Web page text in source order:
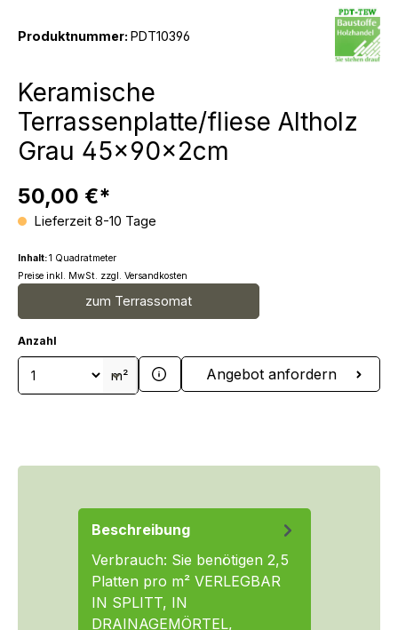
Produktnummer: PDT10396
Keramische
Terrassenplatte/fliese Altholz
Grau 45x90x2cm
50,00 €*
Lieferzeit 8-10 Tage
Inhalt:1 Quadratmeter
Preise inkl. MwSt. zzgl. Versandkosten
zum Terrassomat
Anzahl
Produkt Anzahl: Gib den
m² Angebot anfordern
Beschreibung
Verbrauch: Sie benötigen 2,5
Platten pro m² VERLEGBAR
IN SPLITT, IN
DRAINAGEMÖRTEL,